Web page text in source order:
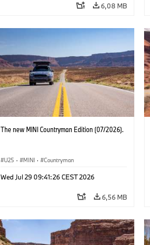
6,08 MB
The new MINI Countryman Edition (07/2026).
U25 · MINI · Countryman
Wed Jul 29 09:41:26 CEST 2026
6,56 MB